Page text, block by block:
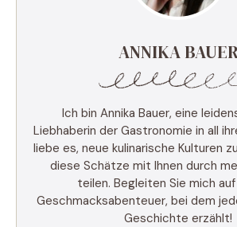
ANNIKA
Ich bin Annika Bauer, eine
Liebhaberin der Gastronomie in all
liebe es, neue kulinarische Kulturen
diese Schätze mit Ihnen durch
teilen. Begleiten Sie mich
Geschmacksabenteuer, bei dem
Geschichte erzählt!